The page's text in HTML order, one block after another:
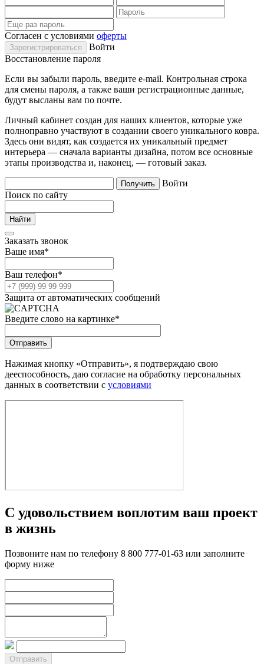
Согласен с условиями оферты
Войти
Восстановление пароля
Если вы забыли пароль, введите e-mail. Контрольная строка
для смены пароля, а также ваши регистрационные данные,
будут высланы вам по почте.
Личный кабинет создан для наших клиентов, которые уже
полноправно участвуют в создании своего уникального ковра.
Здесь они видят, как создается их уникальный предмет
интерьера — сначала варианты дизайна, потом все основные
этапы производства и, наконец, — готовый заказ.
Войти
Поиск по сайту
Заказать звонок
Ваше имя*
Ваш телефон*
Защита от автоматических сообщений
Введите слово на картинке*
Нажимая кнопку «Отправить», я подтверждаю свою
дееспособность, даю согласие на обработку персональных
данных в соответствии с условиями
С удовольствием воплотим ваш проект
в жизнь
Позвоните нам по телефону 8 800 777-01-63 или заполните
форму ниже